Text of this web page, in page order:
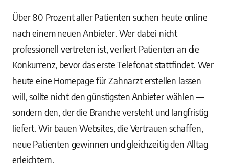
Über 80 Prozent aller Patienten suchen heute online
nach einem neuen Anbieter. Wer dabei nicht
professionell vertreten ist, verliert Patienten an die
Konkurrenz, bevor das erste Telefonat stattfindet. Wer
heute eine Homepage für Zahnarzt erstellen lassen
will, sollte nicht den günstigsten Anbieter wählen —
sondern den, der die Branche versteht und langfristig
liefert. Wir bauen Websites, die Vertrauen schaffen,
neue Patienten gewinnen und gleichzeitig den Alltag
erleichtern.